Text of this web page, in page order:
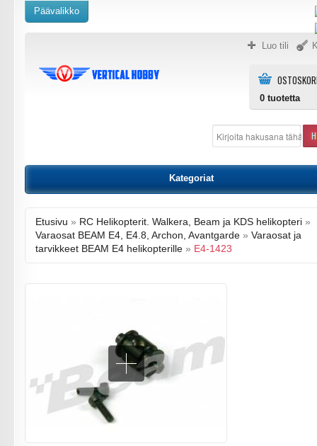
Luo tili
0 tuotetta
Päävalikko
Kategoriat
Etusivu » RC Helikopterit. Walkera, Beam ja KDS helikopteri »
Varaosat BEAM E4, E4.8, Archon, Avantgarde » Varaosat ja
tarvikkeet BEAM E4 helikopterille » E4-1423